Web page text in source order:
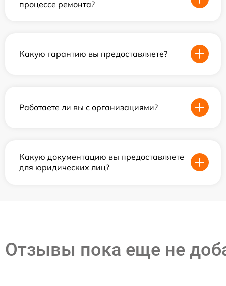
процессе ремонта?
Какую гарантию вы предоставляете?
Работаете ли вы с организациями?
Какую документацию вы предоставляете
для юридических лиц?
Отзывы пока еще не